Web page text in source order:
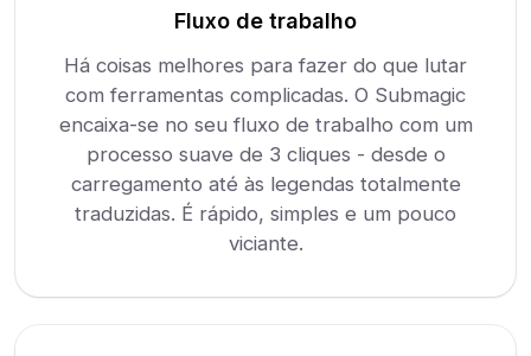
Fluxo de trabalho
Há coisas melhores para fazer do que lutar
com ferramentas complicadas. O Submagic
encaixa-se no seu fluxo de trabalho com um
processo suave de 3 cliques - desde o
carregamento até às legendas totalmente
traduzidas. É rápido, simples e um pouco
viciante.